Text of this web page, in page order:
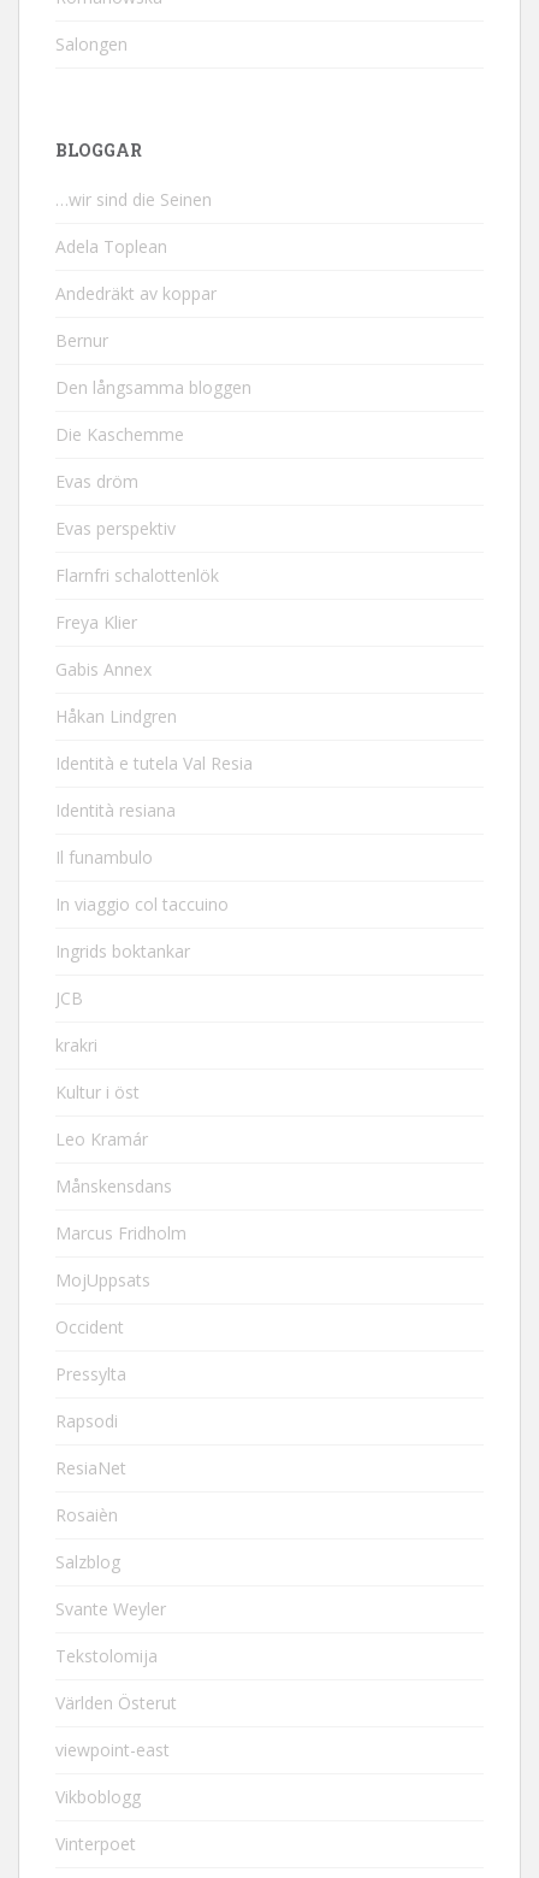
Salongen
BLOGGAR
…wir sind die Seinen
Adela Toplean
Andedräkt av koppar
Bernur
Den långsamma bloggen
Die Kaschemme
Evas dröm
Evas perspektiv
Flarnfri schalottenlök
Freya Klier
Gabis Annex
Håkan Lindgren
Identità e tutela Val Resia
Identità resiana
Il funambulo
In viaggio col taccuino
Ingrids boktankar
JCB
krakri
Kultur i öst
Leo Kramár
Månskensdans
Marcus Fridholm
MojUppsats
Occident
Pressylta
Rapsodi
ResiaNet
Rosaièn
Salzblog
Svante Weyler
Tekstolomija
Världen Österut
viewpoint-east
Vikboblogg
Vinterpoet